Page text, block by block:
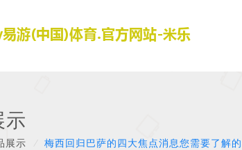
示
展示 梅西回归巴萨的四大焦点消息您需要了解